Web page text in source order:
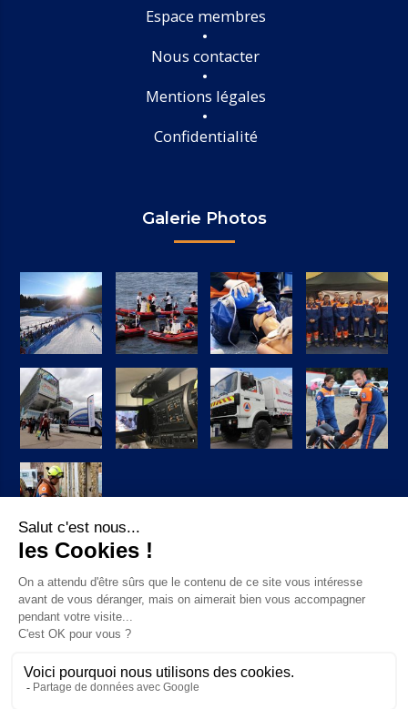
Espace membres
Nous contacter
Mentions légales
Confidentialité
Galerie Photos
Suivez-nous sur Facebook